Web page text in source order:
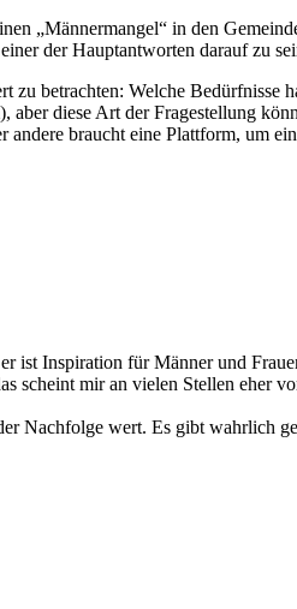
„Männermangel“ in den
der Hauptantworten darauf zu
betrachten: Welche
aber diese Art der Fragestellung
braucht eine Plattform, um
ist Inspiration für Männer und
scheint mir an vielen Stellen
Nachfolge wert. Es gibt wahrlich